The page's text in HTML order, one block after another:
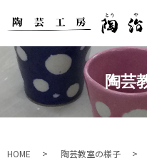
陶芸
HOME 陶芸教室の様子